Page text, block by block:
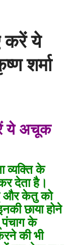
करें ये
शर्मा
ये अचूक
व्यक्ति के
देता है।
और केतु को
छाया होने
पंचाग के
की भी